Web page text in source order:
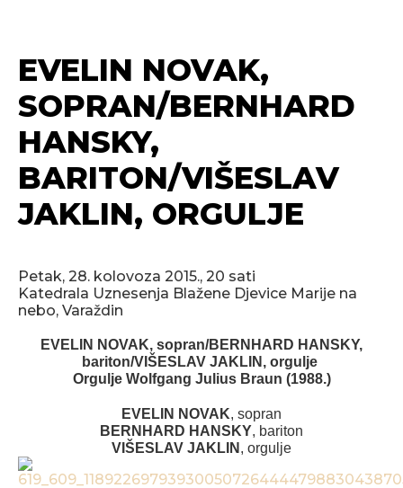
​EVELIN NOVAK,
SOPRAN/BERNHARD
HANSKY,
BARITON/VIŠESLAV
JAKLIN, ORGULJE
Petak, 28. kolovoza 2015., 20 sati
Katedrala Uznesenja Blažene Djevice Marije na
nebo, Varaždin
EVELIN NOVAK, sopran/BERNHARD HANSKY,
bariton/VIŠESLAV JAKLIN, orgulje
Orgulje Wolfgang Julius Braun (1988.)
EVELIN NOVAK, sopran
BERNHARD HANSKY, bariton
VIŠESLAV JAKLIN , orgulje